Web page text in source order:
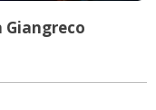
Giangreco